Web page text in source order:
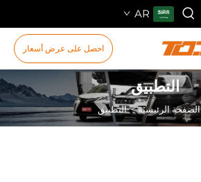
AR
احصل على عرض أسعار
التطبيق
الصفحة الرئيسية>التطبيق